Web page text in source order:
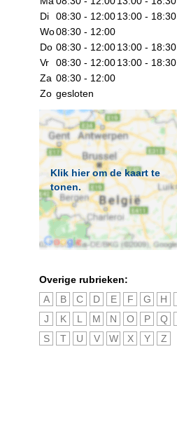
Di
08:30 - 12:0013:00 - 18:30
Wo08:30 - 12:00
Do 08:30 - 12:0013:00 - 18:30
Vr
08:30 - 12:0013:00 - 18:30
Za 08:30 - 12:00
Zo gesloten
Klik hier om de kaart te
tonen.
Overige rubrieken:
A
B C D E F G H
J
K L M N O P Q
S
T U V W X Y Z